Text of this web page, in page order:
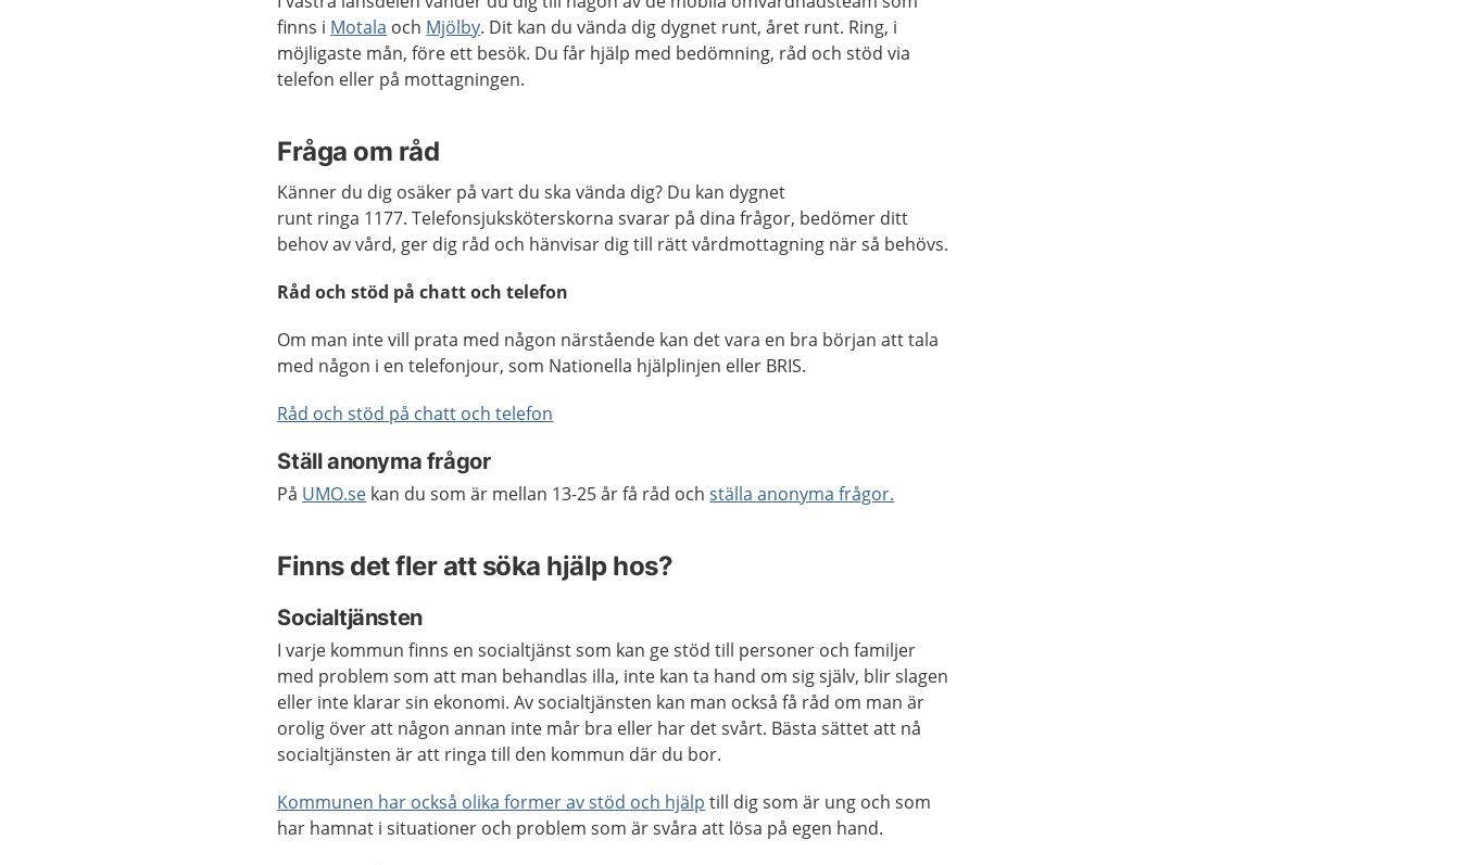
finns i Motala och Mjölby. Dit kan du vända dig dygnet runt, året runt. Ring, i
möjligaste mån, före ett besök. Du får hjälp med bedömning, råd och stöd via
telefon eller på mottagningen.
Fråga om råd
Känner du dig osäker på vart du ska vända dig? Du kan dygnet
runt ringa 1177. Telefonsjuksköterskorna svarar på dina frågor, bedömer ditt
behov av vård, ger dig råd och hänvisar dig till rätt vårdmottagning när så behövs.
Råd och stöd på chatt och telefon
Om man inte vill prata med någon närstående kan det vara en bra början att tala
med någon i en telefonjour, som Nationella hjälplinjen eller BRIS.
Råd och stöd på chatt och telefon
Ställ anonyma frågor
På UMO.se kan du som är mellan 13-25 år få råd ochställa anonyma frågor.
Finns det fler att söka hjälp hos?
Socialtjänsten
I varje kommun finns en socialtjänst som kan ge stöd till personer och familjer
med problem som att man behandlas illa, inte kan ta hand om sig själv, blir slagen
eller inte klarar sin ekonomi. Av socialtjänsten kan man också få råd om man är
orolig över att någon annan inte mår bra eller har det svårt. Bästa sättet att nå
socialtjänsten är att ringa till den kommun där du bor.
Kommunen har också olika former av stöd och hjälp till dig som är ung och som
har hamnat i situationer och problem som är svåra att lösa på egen hand.